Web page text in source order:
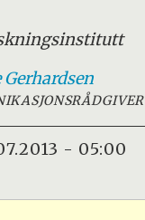
Gerhardsen
- 05:00